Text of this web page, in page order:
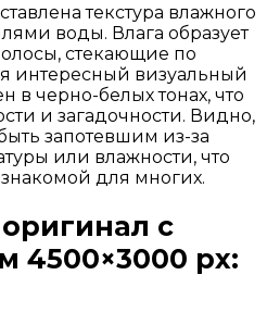
текстура влажного
воды. Влага образует
стекающие по
интересный визуальный
в черно-белых тонах, что
и загадочности. Видно,
запотевшим из-за
или влажности, что
знакомой для многих.
с
4500×3000 px: